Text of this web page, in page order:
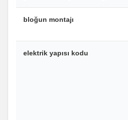
bloğun montajı
elektrik yapısı kodu